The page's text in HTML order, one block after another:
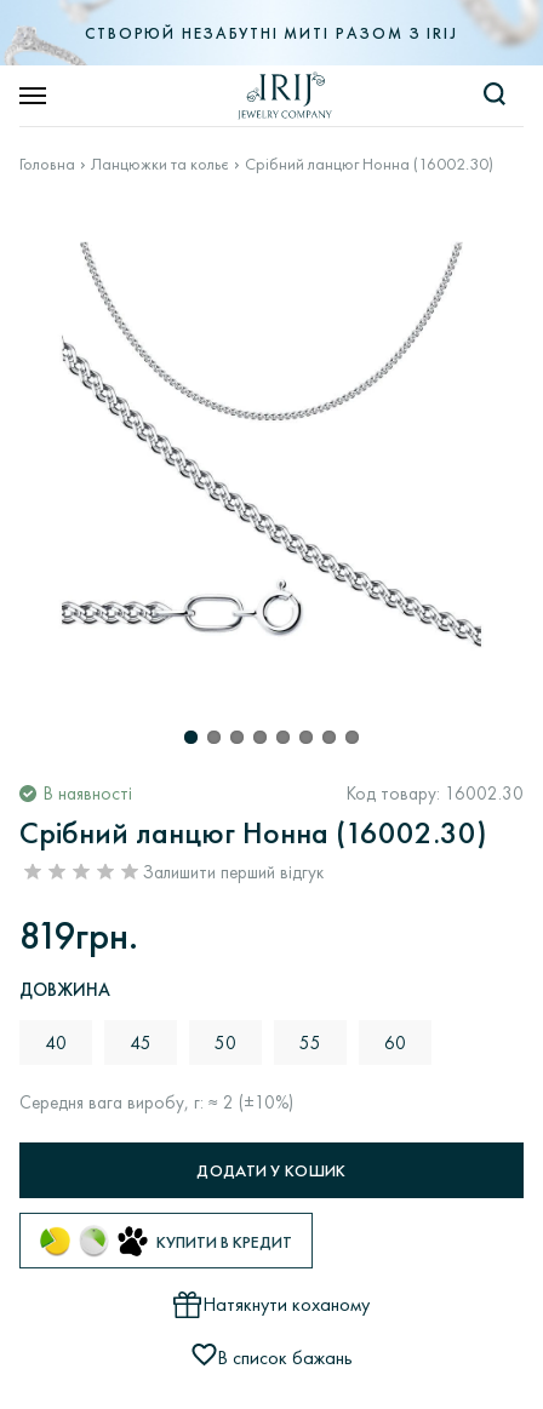
СТВОРЮЙ НЕЗАБУТНІ МИТІ РАЗОМ З IRIJ
Головна Ланцюжки та кольє Срібний ланцюг Нонна (16002.30)
В наявності Код товару: 16002.30
Срібний ланцюг Нонна (16002.30)
Залишити перший відгук
819грн.
ДОВЖИНА
40 45 50 55 60
Середня вага виробу, г: ≈ 2 (±10%)
ДОДАТИ У КОШИК
КУПИТИ В КРЕДИТ
Натякнути коханому
В список бажань